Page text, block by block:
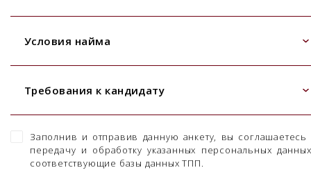
Условия найма
Требования к кандидату
Заполнив и отправив данную анкету, вы соглашаетесь
передачу и обработку указанных персональных
соответствующие базы данных ТПП.